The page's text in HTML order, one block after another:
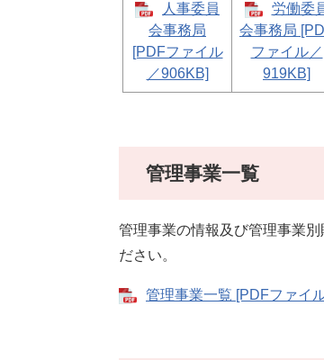
人事委員
会事務局
[PDFファイル
／906KB]
労働委
会事務局
ファイル／
919KB]
管理事業一覧
管理事業の情報及び管理事業
ださい。
管理事業一覧 [PDFファイ